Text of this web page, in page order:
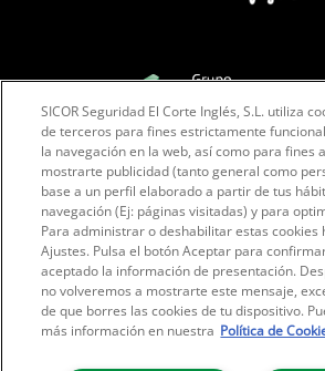
Facebook
POLITIQUE DE CONFIDENTIALITÉ
SICOR Seguridad El Corte Inglés, S.L. utiliza
de terceros para fines estrictamente
la navegación en la web, así como para fines
mostrarte publicidad (tanto general como
base a un perfil elaborado a partir de tus
navegación (Ej: páginas visitadas) y para
Para administrar o deshabilitar estas cookies
Ajustes. Pulsa el botón Aceptar para
aceptado la información de presentación.
no volveremos a mostrarte este mensaje,
de que borres las cookies de tu dispositivo.
más información en nuestra Política de